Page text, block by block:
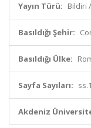
Yayın Türü: Bildiri
Basıldığı Şehir:
Basıldığı Ülke:
Sayfa Sayıları:
Akdeniz